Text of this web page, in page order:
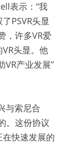
表示：“我
PSVR头显
，许多VR爱
头显。他
VR产业发展”
与索尼合
。这份协议
快速发展的